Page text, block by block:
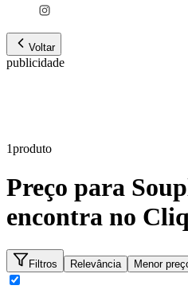
Voltar
publicidade
1produto
Preço para
encontra no
Filtros Relevância Menor